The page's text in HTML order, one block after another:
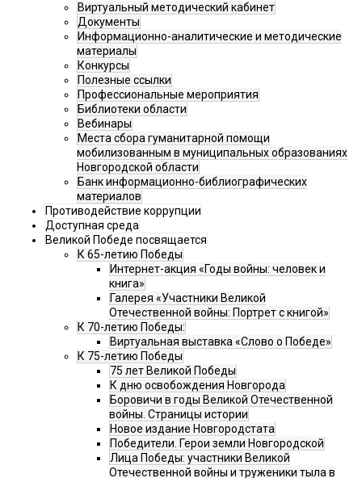
Виртуальный методический кабинет
Документы
Информационно-аналитические и методические
материалы
Конкурсы
Полезные ссылки
Профессиональные мероприятия
Библиотеки области
Вебинары
Места сбора гуманитарной помощи
мобилизованным в муниципальных образованиях
Новгородской области
Банк информационно-библиографических
материалов
Противодействие коррупции
Доступная среда
Великой Победе посвящается
К 65-летию Победы
Интернет-акция «Годы войны: человек и
книга»
Галерея «Участники Великой
Отечественной войны: Портрет с книгой»
К 70-летию Победы:
Виртуальная выставка «Слово о Победе»
К 75-летию Победы
75 лет Великой Победы
К дню освобождения Новгорода
Боровичи в годы Великой Отечественной
войны. Страницы истории
Новое издание Новгородстата
Победители. Герои земли Новгородской
Лица Победы: участники Великой
Отечественной войны и труженики тыла в